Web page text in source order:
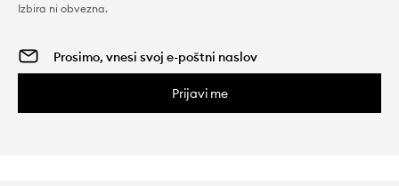
Izbira ni obvezna.
Prijavi me